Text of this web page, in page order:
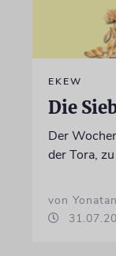
EKEW
Die
Der
der Tora,
von